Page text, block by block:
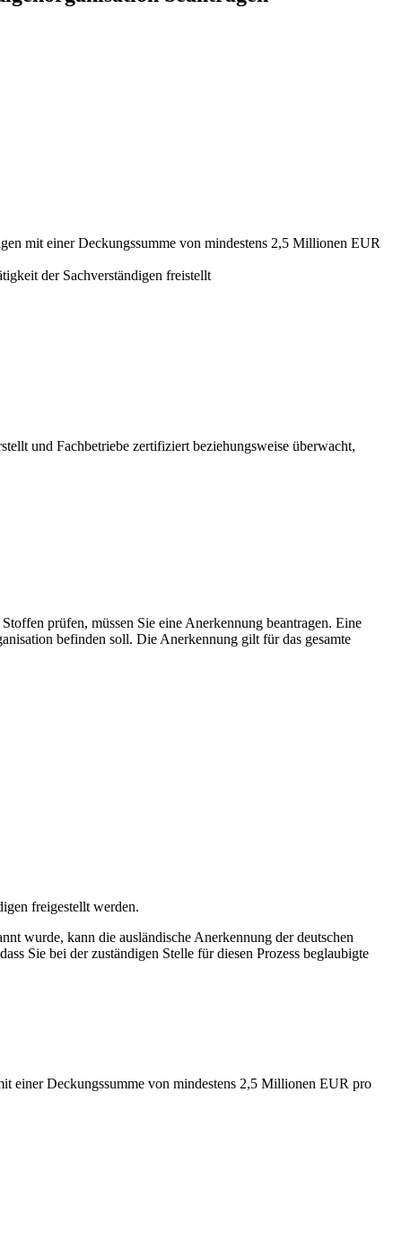
mit einer Deckungssumme von mindestens 2,5 Millionen EUR
der Sachverständigen freistellt
und Fachbetriebe zertifiziert beziehungsweise überwacht,
prüfen, müssen Sie eine Anerkennung beantragen. Eine
befinden soll. Die Anerkennung gilt für das gesamte
freigestellt werden.
wurde, kann die ausländische Anerkennung der deutschen
Sie bei der zuständigen Stelle für diesen Prozess beglaubigte
einer Deckungssumme von mindestens 2,5 Millionen EUR pro